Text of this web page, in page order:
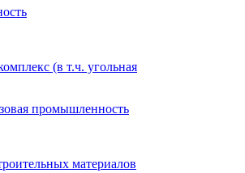
(в т.ч. угольная
промышленность
материалов